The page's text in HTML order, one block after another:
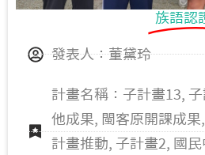
族語認
發表人：董黛玲
計畫名稱：子計畫13,
他成果, 閩客原開課成
計畫推動, 子計畫2, 國